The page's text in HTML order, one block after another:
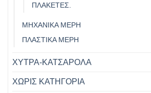
ΠΛΑΚΈΤΕΣ.
ΜΗΧΑΝΙΚΑ ΜΕΡΗ
ΠΛΑΣΤΙΚΑ ΜΕΡΗ
ΧΥΤΡΑ-ΚΑΤΣΑΡΟΛΑ
ΧΩΡΊΣ ΚΑΤΗΓΟΡΊΑ